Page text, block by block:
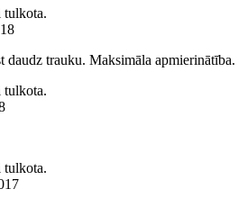
tulkota.
daudz trauku. Maksimāla apmierinātība.
tulkota.
tulkota.